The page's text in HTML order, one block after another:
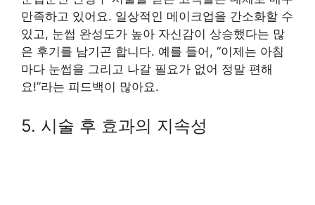
만족하고 있어요. 일상적인 메이크업을 간소화할 수
있고, 눈썹 완성도가 높아 자신감이 상승했다는 많
은 후기를 남기곤 합니다. 예를 들어, “이제는 아침
마다 눈썹을 그리고 나갈 필요가 없어 정말 편해
요!”라는 피드백이 많아요.
5. 시술 후 효과의 지속성